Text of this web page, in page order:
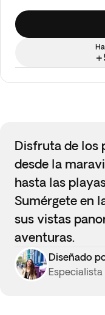
Disfruta de los
desde la
hasta las
Sumérgete en
sus vistas
aventuras.
Diseñado
Especialista